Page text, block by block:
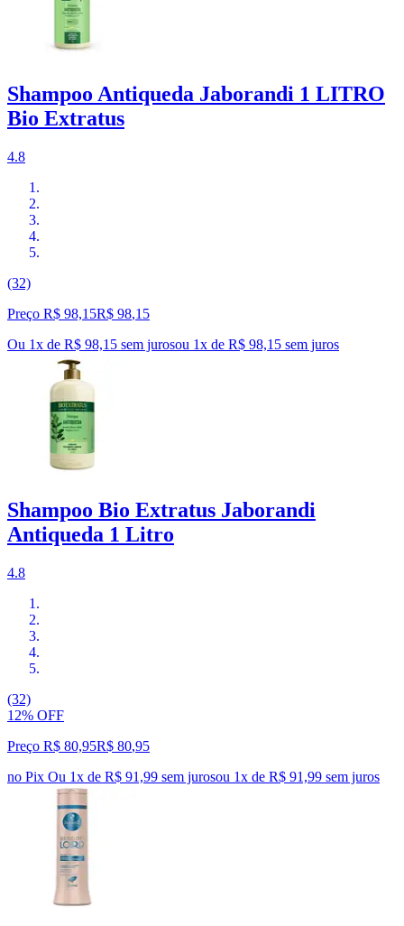
Shampoo Antiqueda Jaborandi 1 LITRO
Bio Extratus
4.8
(32)
Preço R$ 98,15R$ 98,15
Ou 1x de R$ 98,15 sem jurosou 1x de R$ 98,15 sem juros
Shampoo Bio Extratus Jaborandi
Antiqueda 1 Litro
4.8
(32)
12% OFF
Preço R$ 80,95R$ 80,95
no Pix Ou 1x de R$ 91,99 sem jurosou 1x de R$ 91,99 sem juros